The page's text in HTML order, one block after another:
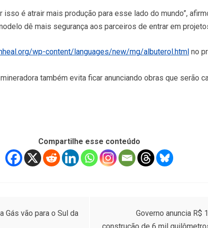
isso é atrair mais produção para esse lado do mundo”,
dê mais segurança aos parceiros de entrar em
wp-content/languages/new/mg/albuterol.html no
também evita ficar anunciando obras que serão
Compartilhe esse conteúdo
Gás vão para o Sul da
Governo anuncia R$